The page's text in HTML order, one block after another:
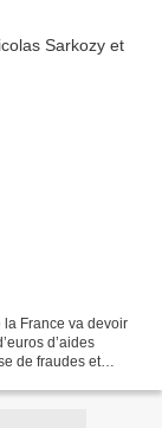
France va devoir
d’aides
de fraudes et